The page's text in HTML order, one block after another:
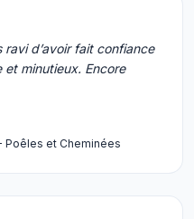
ravi d’avoir fait confiance
minutieux. Encore
Poêles et Cheminées